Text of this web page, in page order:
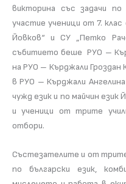
викторина със задачи
участие ученици от 7.
Йовков“ и СУ „Петко
събитието беше РУО –
на РУО – Кърджали
в РУО – Кърджали
чужд език и по майчин език
и ученици от трите
отбори.
Състезателите и от трите
по български език,